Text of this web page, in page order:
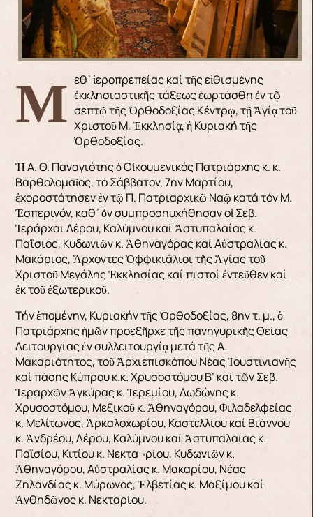
Μεθ᾿ ἱεροπρεπείας καί τῆς εἰθισμένης ἐκκλησιαστικῆς τάξεως ἑωρτάσθη ἐν τῷ
σεπτῷ τῆς Ὀρθοδοξίας Κέντρῳ, τῇ Ἁγίᾳ τοῦ
Χριστοῦ Μ. Ἐκκλησίᾳ, ἡ Κυριακή τῆς
Ὀρθοδοξίας.
Ἡ Α. Θ. Παναγιότης ὁ Οἰκουμενικός Πατριάρχης κ. κ.
Βαρθολομαῖος, τό Σάββατον, 7ην Μαρτίου,
ἐχοροστάτησεν ἐν τῷ Π. Πατριαρχικῷ Ναῷ κατά τόν Μ.
Ἑσπερινόν, καθ᾿ ὅν συμπροσηυχήθησαν οἱ Σεβ.
Ἱεράρχαι Λέρου, Καλύμνου καί Ἀστυπαλαίας κ.
Παΐσιος, Κυδωνιῶν κ. Ἀθηναγόρας καί Αὐστραλίας κ.
Μακάριος, Ἄρχοντες Ὀφφικιάλιοι τῆς Ἁγίας τοῦ
Χριστοῦ Μεγάλης Ἐκκλησίας καί πιστοί ἐντεῦθεν καί
ἐκ τοῦ ἐξωτερικοῦ.
Τήν ἑπομένην, Κυριακήν τῆς Ὀρθοδοξίας, 8ην τ. μ., ὁ
Πατριάρχης ἡμῶν προεξῆρχε τῆς πανηγυρικῆς Θείας
Λειτουργίας ἐν συλλειτουργίᾳ μετά τῆς Α.
Μακαριότητος, τοῦ Ἀρχιεπισκόπου Νέας Ἰουστινιανῆς
καί πάσης Κύπρου κ.κ. Χρυσοστόμου Β’ καί τῶν Σεβ.
Ἱεραρχῶν Ἀγκύρας κ. Ἱερεμίου, Δωδώνης κ.
Χρυσοστόμου, Μεξικοῦ κ. Ἀθηναγόρου, Φιλαδελφείας
κ. Μελίτωνος, Ἀρκαλοχωρίου, Καστελλίου καί Βιάννου
κ. Ἀνδρέου, Λέρου, Καλύμνου καί Ἀστυπαλαίας κ.
Παϊσίου, Κιτίου κ. Νεκτα¬ρίου, Κυδωνιῶν κ.
Ἀθηναγόρου, Αὐστραλίας κ. Μακαρίου, Νέας
Ζηλανδίας κ. Μύρωνος, Ἑλβετίας κ. Μαξίμου καί
Ἀνθηδῶνος κ. Νεκταρίου.